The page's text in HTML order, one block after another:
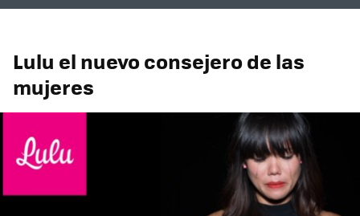
Lulu el nuevo consejero de las
mujeres